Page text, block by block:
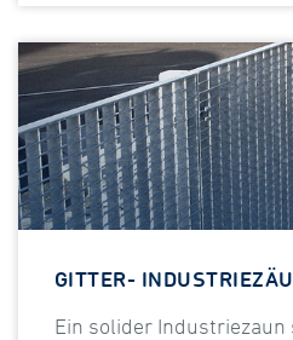
GITTER-
Ein solider Industriezaun